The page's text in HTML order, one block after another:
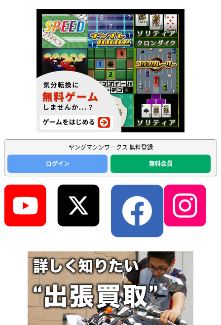
ヤングマシンワークス 無料登録
ログイン
無料会員